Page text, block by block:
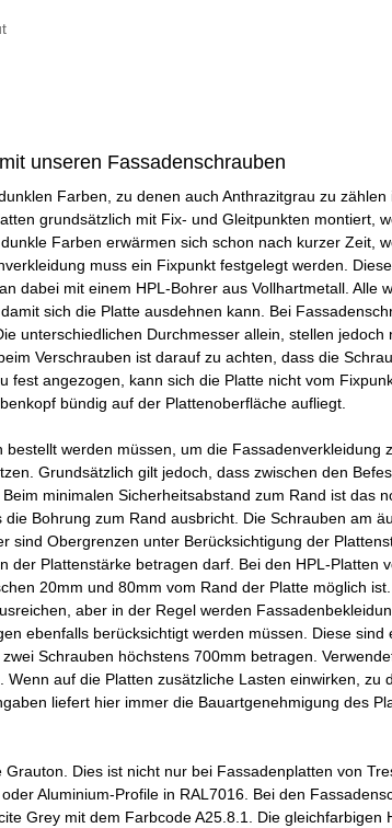
unseren Fassadenschrauben
Farben, zu denen auch Anthrazitgrau zu
grundsätzlich mit Fix- und Gleitpunkten montiert,
Farben erwärmen sich schon nach kurzer Zeit,
muss ein Fixpunkt festgelegt werden.
dabei mit einem HPL-Bohrer aus Vollhartmetall. Alle
sich die Platte ausdehnen kann. Bei
unterschiedlichen Durchmesser allein, stellen
Verschrauben ist darauf zu achten, dass die
fest angezogen, kann sich die Platte nicht vom
bündig auf der Plattenoberfläche aufliegt.
werden müssen, um die Fassadenverkleidung
Grundsätzlich gilt jedoch, dass zwischen den
minimalen Sicherheitsabstand zum Rand ist das
Bohrung zum Rand ausbricht. Die Schrauben am
sind Obergrenzen unter Berücksichtigung der
der Plattenstärke betragen darf. Bei den HPL-
20mm und 80mm vom Rand der Platte möglich
aber in der Regel werden
ebenfalls berücksichtigt werden müssen. Diese
Schrauben höchstens 700mm betragen.
auf die Platten zusätzliche Lasten einwirken,
liefert hier immer die Bauartgenehmigung des
Dies ist nicht nur bei Fassadenplatten von
Aluminium-Profile in RAL7016. Bei den
Grey mit dem Farbcode A25.8.1. Die